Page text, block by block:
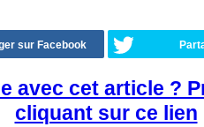
sur Facebook
avec cet article ?
cliquant sur ce lien